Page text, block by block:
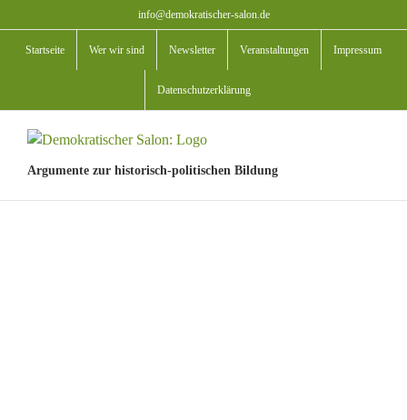
Inhalt
springen
info@demokratischer-salon.de
Startseite Wer wir sind Newsletter Veranstaltungen Impressum
Datenschutzerklärung
Argumente zur historisch-politischen Bildung